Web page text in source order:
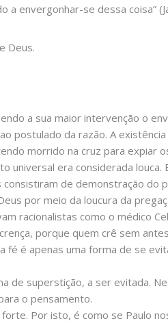
envergonhar-se dessa coisa”
Deus.
a sua maior intervenção o
postulado da razão. A
morrido na cruz para expiar
era considerada louca.
de demonstração do
por meio da loucura da
racionalistas como o médico
porque quem crê sem
fé é apenas uma forma de se
de superstição, a ser evitada.
o pensamento.
Por isto, é como se Paulo